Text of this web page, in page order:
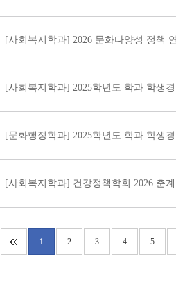
1 2 3 4 5